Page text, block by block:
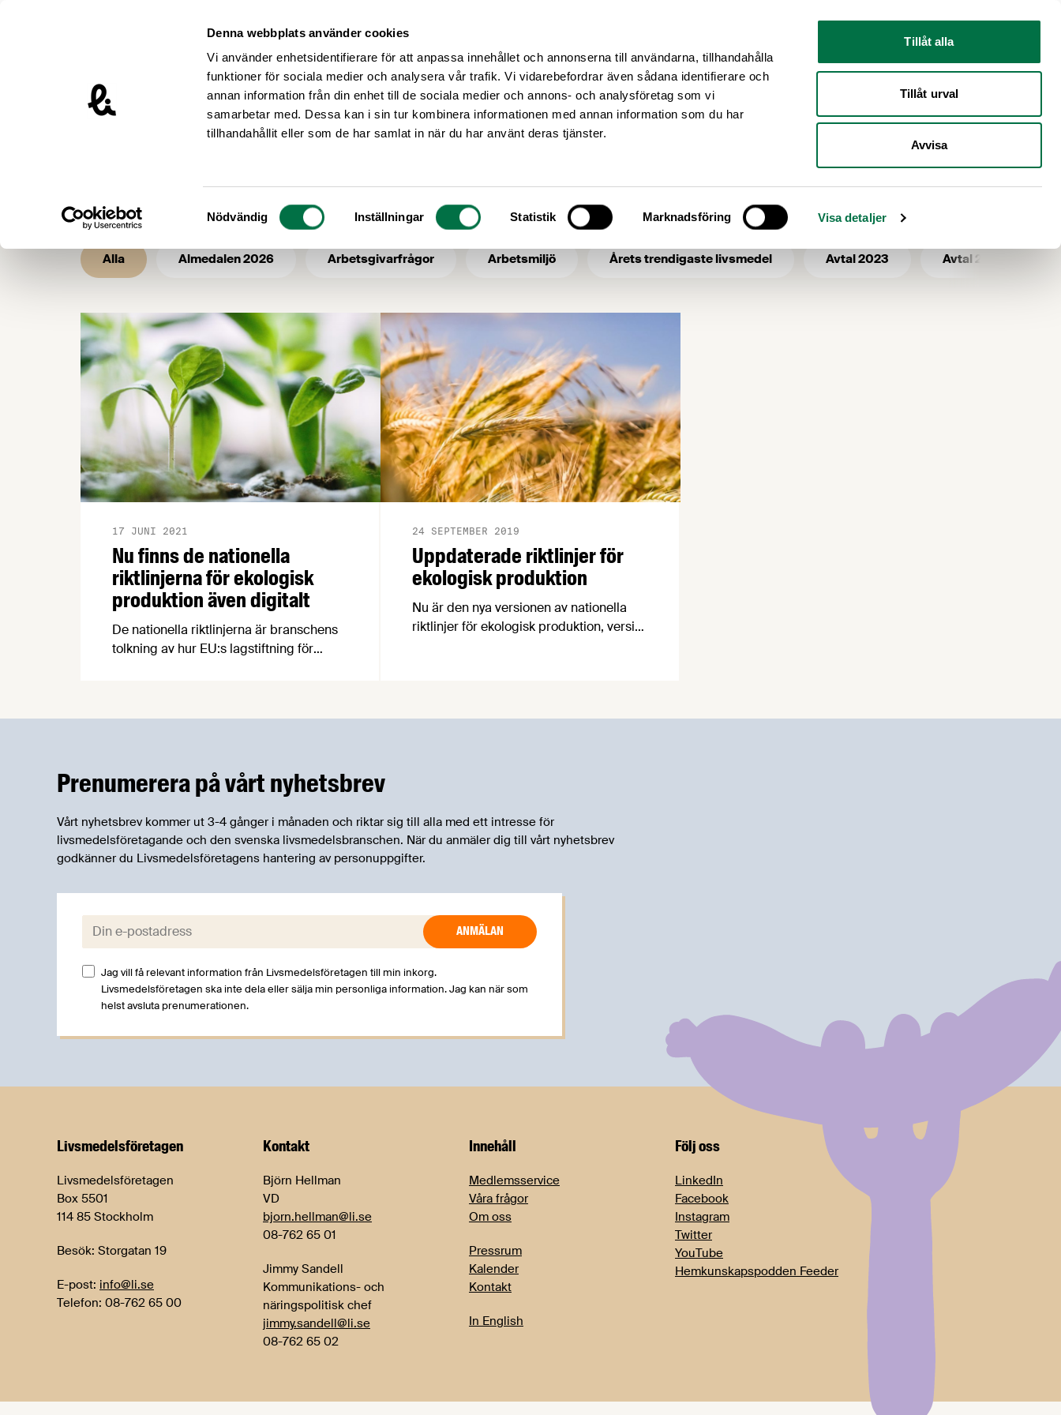
Denna webbplats använder cookies
Vi använder enhetsidentifierare för att anpassa innehållet och annonserna till användarna, tillhandahålla
funktioner för sociala medier och analysera vår trafik. Vi vidarebefordrar även sådana identifierare och
annan information från din enhet till de sociala medier och annons- och analysföretag som vi
samarbetar med. Dessa kan i sin tur kombinera informationen med annan information som du har
tillhandahållit eller som de har samlat in när du har använt deras tjänster.
Samtyckesval
Nödvändig Inställningar Statistik Marknadsföring Visa detaljer
Tillåt alla
Tillåt urval
Avvisa
Livsmedelsföretagen – till startsidan
Livsmedelsföretagen / Nyhetsarkiv / nationella riktlinjer
Nyhetsarkiv - ämne: nationella riktlinjer
Alla Almedalen 2026 Arbetsgivarfrågor Arbetsmiljö Årets trendigaste livsmedel Avtal 2023 Avtal 2025
Nu finns de nationella
riktlinjerna för ekologisk
produktion även digitalt
17 JUNI 2021
De nationella riktlinjerna är branschens
tolkning av hur EU:s lagstiftning för
från olika delar av förordningarna till en
Uppdaterade riktlinjer för
ekologisk produktion
24 SEPTEMBER 2019
Nu är den nya versionen av nationella
riktlinjer för ekologisk produktion, version
Prenumerera på vårt nyhetsbrev
Vårt nyhetsbrev kommer ut 3-4 gånger i månaden och riktar sig till alla med ett intresse för
livsmedelsföretagande och den svenska livsmedelsbranschen. När du anmäler dig till vårt nyhetsbrev
godkänner du Livsmedelsföretagens hantering av personuppgifter.
E-post:
Jag vill få relevant information från Livsmedelsföretagen till min inkorg.
Livsmedelsföretagen ska inte dela eller sälja min personliga information. Jag kan när som
helst avsluta prenumerationen.
Livsmedels­företagen
Livsmedelsföretagen
Box 5501
114 85 Stockholm
Besök: Storgatan 19
E-post: info@li.se
Telefon: 08-762 65 00
Kontakt
Björn Hellman
VD
bjorn.hellman@li.se
08-762 65 01
Jimmy Sandell
Kommunikations- och
näringspolitisk chef
jimmy.sandell@li.se
08-762 65 02
Innehåll
Medlemsservice
Våra frågor
Om oss
Pressrum
Kalender
Kontakt
In English
Följ oss
LinkedIn
Facebook
Instagram
Twitter
YouTube
Hemkunskapspodden Feeder